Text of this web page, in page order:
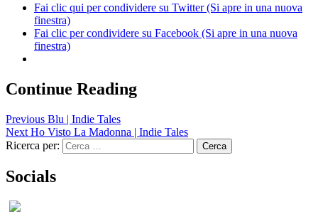
Fai clic qui per condividere su Twitter (Si apre in una nuova
finestra)
Fai clic per condividere su Facebook (Si apre in una nuova
finestra)
Continue Reading
Previous Blu | Indie Tales
Next Ho Visto La Madonna | Indie Tales
Ricerca per:
Socials